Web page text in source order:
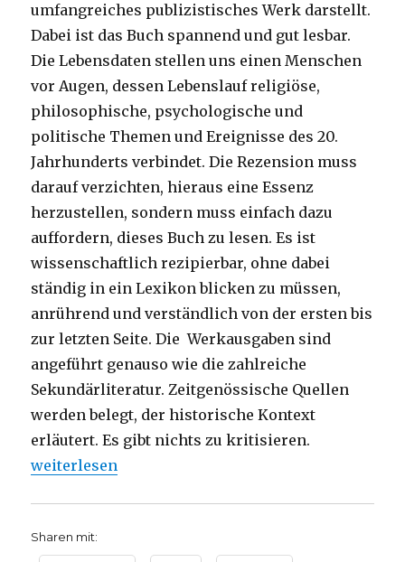
umfangreiches publizistisches Werk darstellt.
Dabei ist das Buch spannend und gut lesbar.
Die Lebensdaten stellen uns einen Menschen
vor Augen, dessen Lebenslauf religiöse,
philosophische, psychologische und
politische Themen und Ereignisse des 20.
Jahrhunderts verbindet. Die Rezension muss
darauf verzichten, hieraus eine Essenz
herzustellen, sondern muss einfach dazu
auffordern, dieses Buch zu lesen. Es ist
wissenschaftlich rezipierbar, ohne dabei
ständig in ein Lexikon blicken zu müssen,
anrührend und verständlich von der ersten bis
zur letzten Seite. Die Werkausgaben sind
angeführt genauso wie die zahlreiche
Sekundärliteratur. Zeitgenössische Quellen
werden belegt, der historische Kontext
erläutert. Es gibt nichts zu kritisieren.
„Buber-Biographie für den interreligiösen Dialog,
weiterlesen
Sharen mit: